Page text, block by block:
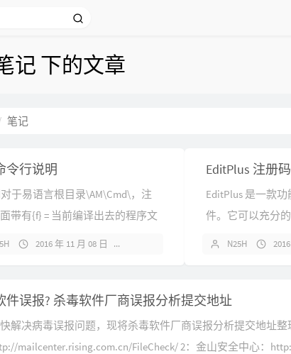
记 下的文章
笔记
令行说明
于易语言根目录\AM\Cmd\，注
带有{f} = 当前编译出去的程序文
径{hide} = 隐藏执行命令行执行的窗
令例子：{h...
2016 年 11 月 08 日
EditPlus 注册码
EditPlus 是一款
件。它可以充分
网页作家及程序
种语法的...
N25H
件误报? 杀毒软件厂商误报分析提交地址
解决病毒误报问题，现将杀毒软件厂商误报分析提交地址整
mailcenter.rising.com.cn/FileCheck/ 2：金山安全中心：